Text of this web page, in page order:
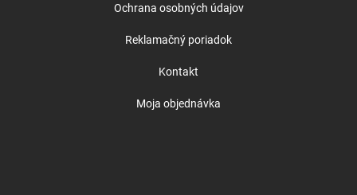
Ochrana osobných údajov
Reklamačný poriadok
Kontakt
Moja objednávka